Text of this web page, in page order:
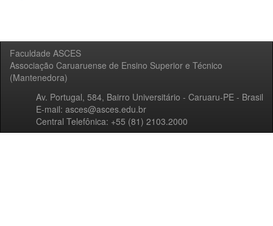
Faculdade ASCES
Associação Caruaruense de Ensino Superior e Técnico
(Mantenedora)
Av. Portugal, 584, Bairro Universitário - Caruaru-PE - Brasil
E-mail: asces@asces.edu.br
Central Telefônica: +55 (81) 2103.2000